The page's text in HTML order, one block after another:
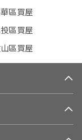
區買屋
區買屋
區買屋